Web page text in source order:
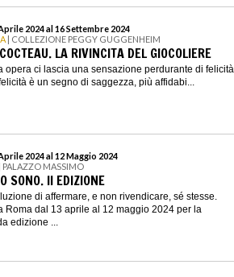
2024 al 16 Settembre 2024
| COLLEZIONE PEGGY GUGGENHEIM
LA RIVINCITA DEL GIOCOLIERE
opera ci lascia una sensazione perdurante di felicità
è un segno di saggezza, più affidabi...
2024 al 12 Maggio 2024
| PALAZZO MASSIMO
SONO. II EDIZIONE
di affermare, e non rivendicare, sé stesse.
Roma dal 13 aprile al 12 maggio 2024 per la
edizione ...